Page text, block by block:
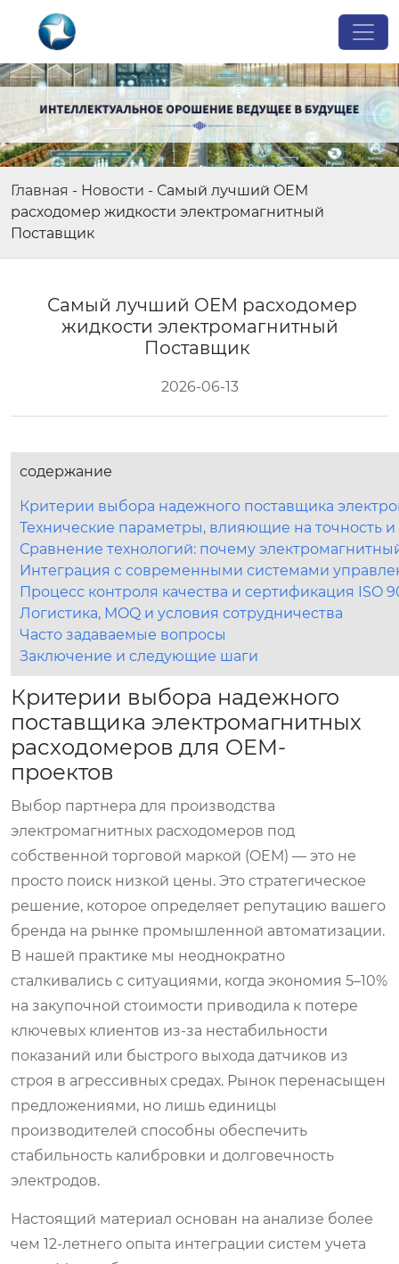
Главная - Новости - Самый лучший OEM
расходомер жидкости электромагнитный
Поставщик
Самый лучший OEM расходомер
жидкости электромагнитный
Поставщик
2026-06-13
содержание
Критерии выбора надежного поставщика
Технические параметры, влияющие на точность
Сравнение технологий: почему
Интеграция с современными системами
Процесс контроля качества и сертификация ISO
Логистика, MOQ и условия сотрудничества
Часто задаваемые вопросы
Заключение и следующие шаги
Критерии выбора надежного
поставщика электромагнитных
расходомеров для OEM-
проектов
Выбор партнера для производства
электромагнитных расходомеров под
собственной торговой маркой (OEM) — это не
просто поиск низкой цены. Это стратегическое
решение, которое определяет репутацию вашего
бренда на рынке промышленной автоматизации.
В нашей практике мы неоднократно
сталкивались с ситуациями, когда экономия 5–10%
на закупочной стоимости приводила к потере
ключевых клиентов из-за нестабильности
показаний или быстрого выхода датчиков из
строя в агрессивных средах. Рынок перенасыщен
предложениями, но лишь единицы
производителей способны обеспечить
стабильность калибровки и долговечность
электродов.
Настоящий материал основан на анализе более
чем 12-летнего опыта интеграции систем учета